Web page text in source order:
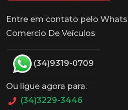
Entre em contato pelo
Comercio De Veículos
(34)9319-0709
Ou ligue agora para:
(34)3229-3446